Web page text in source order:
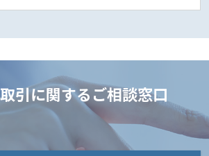
引に関するご相談窓口